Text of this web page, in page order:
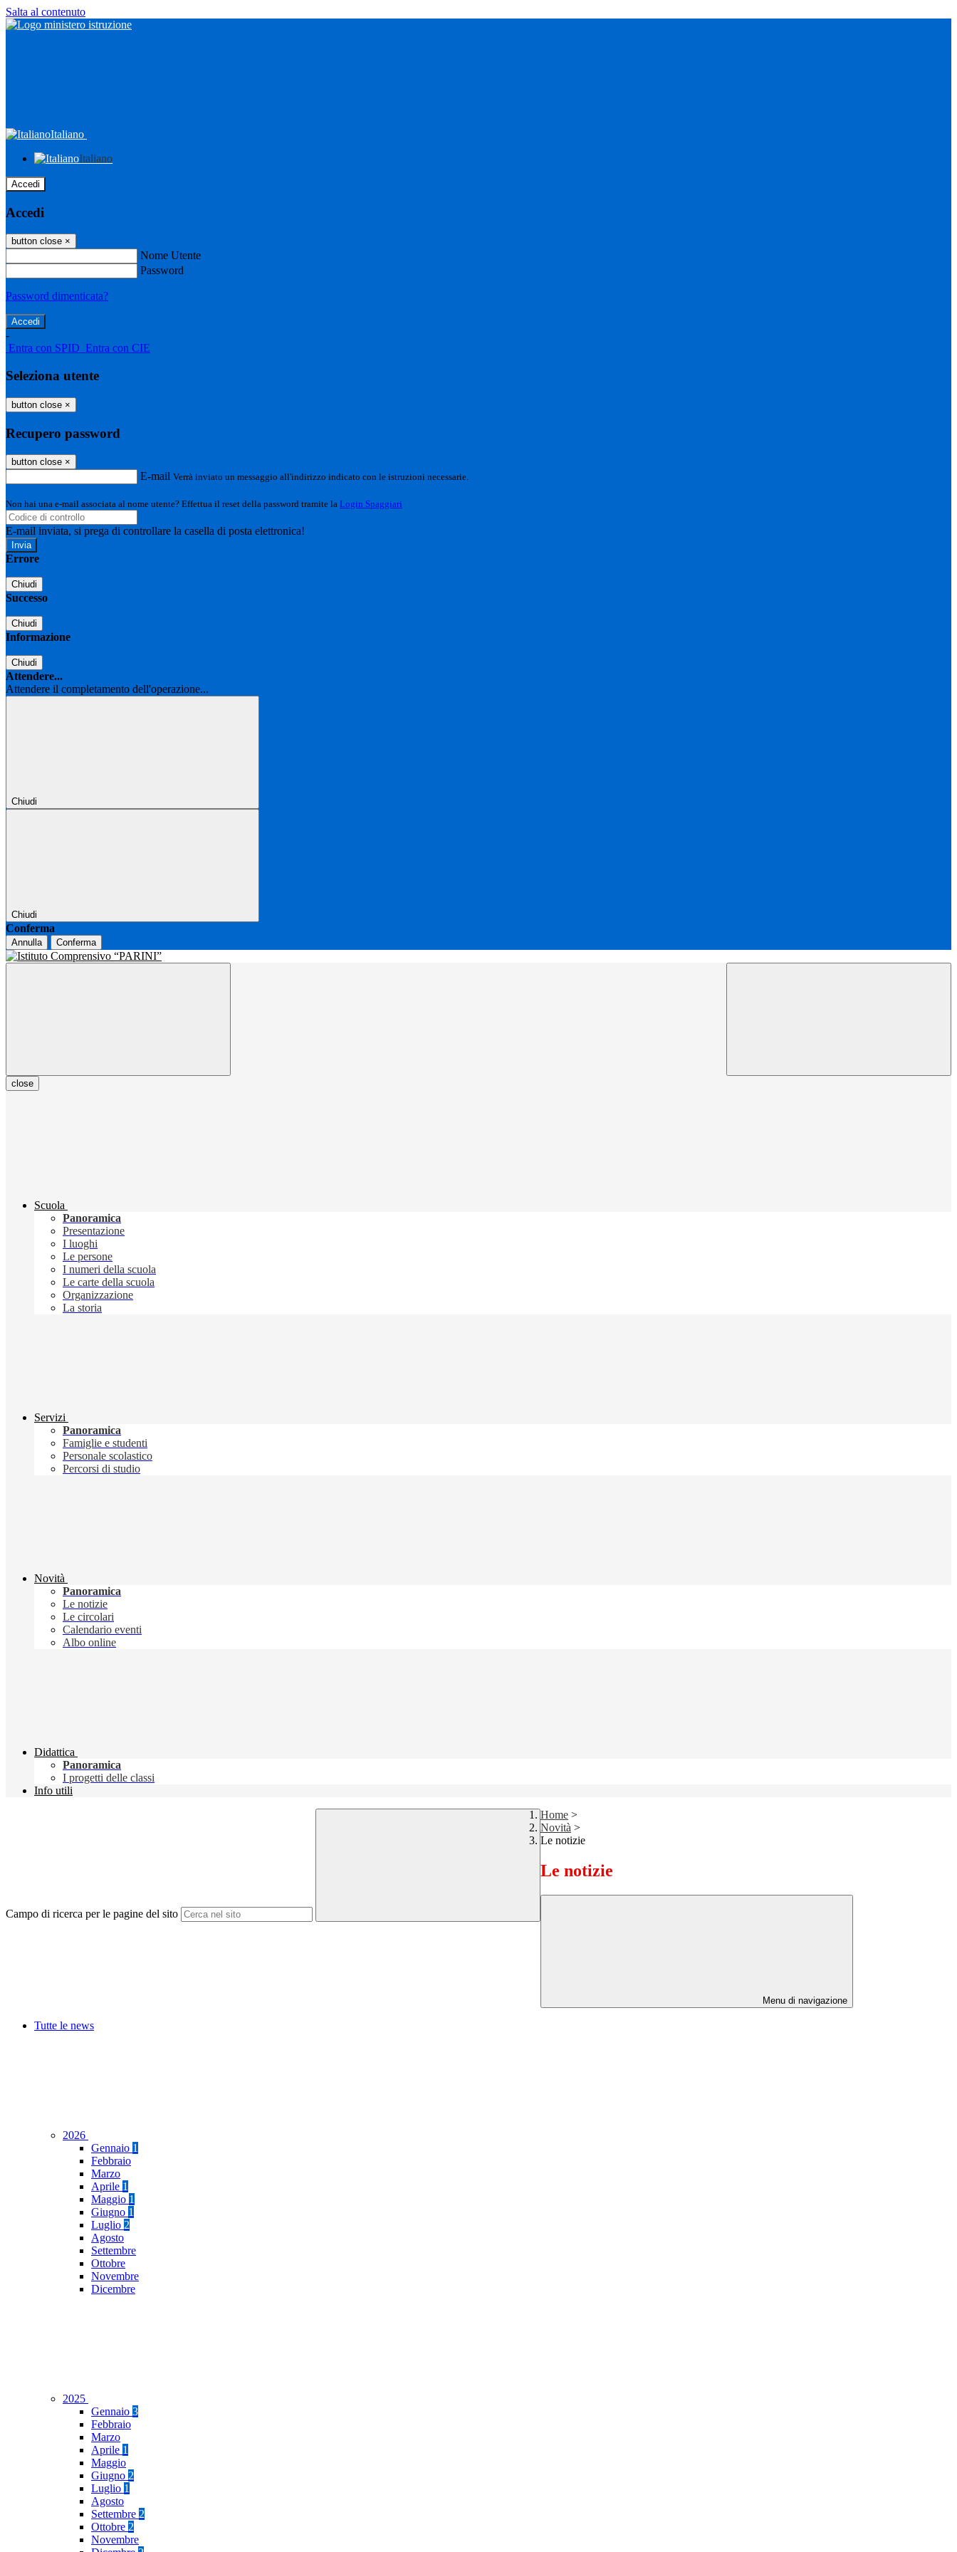
Salta al contenuto
Italiano
Italiano
Accedi
Accedi
button close ×
Nome Utente
Password
Password dimenticata?
-
Entra con SPID Entra con CIE
Seleziona utente
button close ×
Recupero password
button close ×
E-mail Verrà inviato un messaggio all'indirizzo indicato con le istruzioni necessarie.
Non hai una e-mail associata al nome utente? Effettua il reset della password tramite la Login Spaggiari
E-mail inviata, si prega di controllare la casella di posta elettronica!
Errore
Chiudi
Successo
Chiudi
Informazione
Chiudi
Attendere...
Attendere il completamento dell'operazione...
Chiudi
Chiudi
Conferma
Annulla Conferma
close
Scuola
Panoramica
Presentazione
I luoghi
Le persone
I numeri della scuola
Le carte della scuola
Organizzazione
La storia
Servizi
Panoramica
Famiglie e studenti
Personale scolastico
Percorsi di studio
Novità
Panoramica
Le notizie
Le circolari
Calendario eventi
Albo online
Didattica
Panoramica
I progetti delle classi
Info utili
Campo di ricerca per le pagine del sito
Home >
Novità >
Le notizie
Le notizie
Menu di navigazione
Tutte le news
2026
Gennaio 1
Febbraio
Marzo
Aprile 1
Maggio 1
Giugno 1
Luglio 2
Agosto
Settembre
Ottobre
Novembre
Dicembre
2025
Gennaio 3
Febbraio
Marzo
Aprile 1
Maggio
Giugno 2
Luglio 1
Agosto
Settembre 2
Ottobre 2
Novembre